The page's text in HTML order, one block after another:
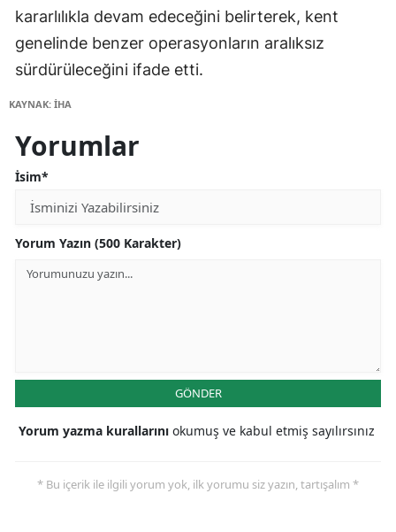
kararlılıkla devam edeceğini belirterek, kent
genelinde benzer operasyonların aralıksız
sürdürüleceğini ifade etti.
KAYNAK: İHA
Yorumlar
İsim*
Yorum Yazın (500 Karakter)
GÖNDER
Yorum yazma kurallarını okumuş ve kabul etmiş sayılırsınız
* Bu içerik ile ilgili yorum yok, ilk yorumu siz yazın, tartışalım *